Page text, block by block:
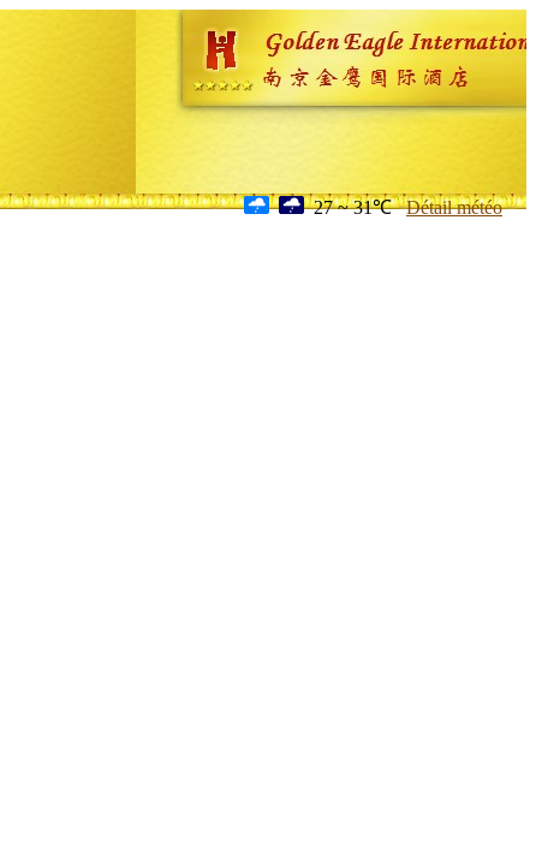
27 ~ 31℃ Détail météo